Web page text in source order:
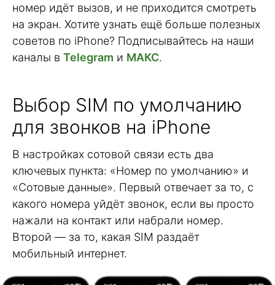
номер идёт вызов, и не приходится смотреть
на экран. Хотите узнать ещё больше полезных
советов по iPhone? Подписывайтесь на наши
каналы в Telegram и МАКС.
Выбор SIM по умолчанию
для звонков на iPhone
В настройках сотовой связи есть два
ключевых пункта: «Номер по умолчанию» и
«Сотовые данные». Первый отвечает за то, с
какого номера уйдёт звонок, если вы просто
нажали на контакт или набрали номер.
Второй — за то, какая SIM раздаёт
мобильный интернет.